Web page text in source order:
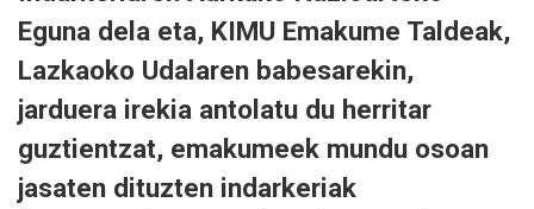
Eguna dela eta, KIMU Emakume Taldeak,
Lazkaoko Udalaren babesarekin,
jarduera irekia antolatu du herritar
guztientzat, emakumeek mundu osoan
jasaten dituzten indarkeriak